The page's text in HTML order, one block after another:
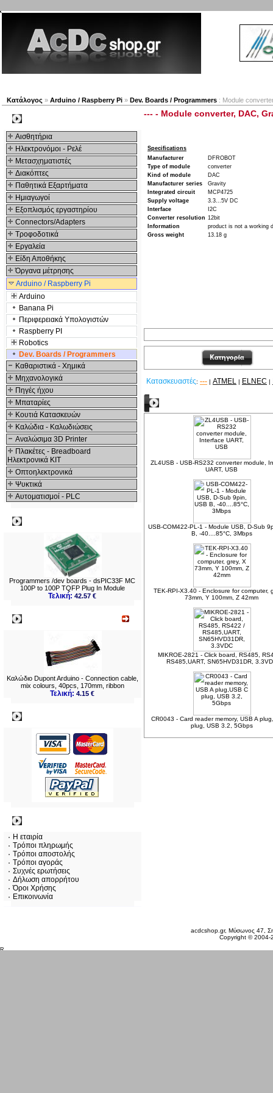
Κατάλογος » Arduino / Raspberry Pi » Dev. Boards / Programmers : Module
Αισθητήρια
Ηλεκτρονόμοι - Ρελέ
Μετασχηματιστές
Διακόπτες
Παθητικά Εξαρτήματα
Hμιαγωγοί
Εξοπλισμός εργαστηρίου
Connectors/Adapters
Τροφοδοτικά
Εργαλεία
Είδη Αποθήκης
Όργανα μέτρησης
Arduino / Raspberry Pi
Arduino
Banana Pi
Περιφερειακά Υπολογιστών
Raspberry PI
Robotics
Dev. Boards / Programmers
Καθαριστικά - Χημικά
Μηχανολογικά
Πηγές ήχου
Μπαταρίες
Κουτιά Κατασκευών
Καλώδια - Καλωδιώσεις
Αναλώσιμα 3D Printer
Πλακέτες - Breadboard
Ηλεκτρονικά ΚΙΤ
Οπτοηλεκτρονικά
Ψυκτικά
Αυτοματισμοί - PLC
Programmers /dev boards - dsPIC33F MC
100P to 100P TQFP Plug In Module
Τελική:42.57 €
Καλώδιo Dupont Arduino - Connection cable,
mix colours, 40pcs, 170mm, ribbon
Τελική:4.15 €
Η εταιρία
Τρόποι πληρωμής
Τρόποι αποστολής
Τρόποι αγοράς
Συχνές ερωτήσεις
Δήλωση απορρήτου
Όροι Χρήσης
Επικοινωνία
--- - Module converter, DAC,
Specifications
Manufacturer
DFROBOT
Type of module
converter
Kind of module
DAC
Manufacturer series
Gravity
Integrated circuit
MCP4725
Supply voltage
3.3...5V DC
Interface
I2C
Converter resolution 12bit
Information
product is not a working
Gross weight
13.18 g
Κατασκευαστές: --- | ATMEL | ELNEC |
ZL4USB - USB-RS232 converter module,
UART, USB
USB-COM422-PL-1 - Module USB, D-Sub
B, -40....85°C, 3Mbps
TEK-RPI-X3.40 - Enclosure for computer,
73mm, Y 100mm, Z 42mm
MIKROE-2821 - Click board, RS485,
RS485,UART, SN65HVD31DR,
CR0043 - Card reader memory, USB A
plug, USB 3.2, 5Gbps
acdcshop.gr, Μύσωνος 47,
Copyright ©